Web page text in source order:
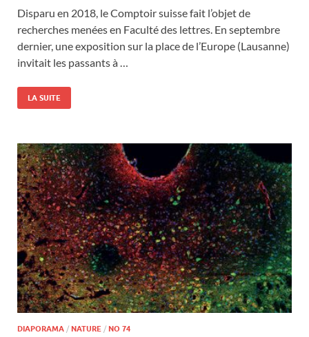
Disparu en 2018, le Comptoir suisse fait l’objet de
recherches menées en Faculté des lettres. En septembre
dernier, une exposition sur la place de l’Europe (Lausanne)
invitait les passants à …
LA SUITE
DIAPORAMA / NATURE / NO 74